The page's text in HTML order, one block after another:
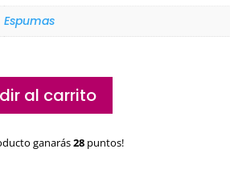
Espumas
al carrito
ganarás28 puntos!